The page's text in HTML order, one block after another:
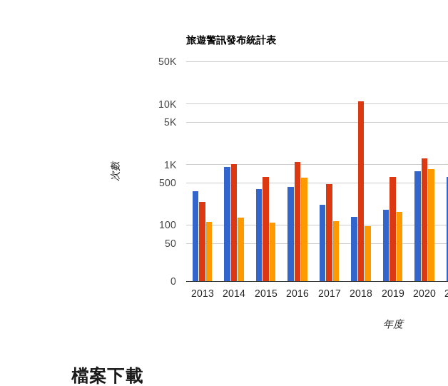
旅遊警訊發布統計表
2013 2014 2015 2016 2017 2018 2019 2020
0
50
100
500
1K
5K
10K
50K
年度
次數
檔案下載